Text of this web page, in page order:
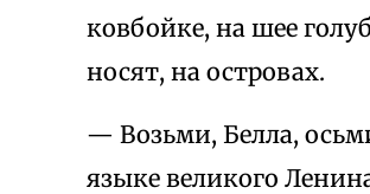
ковбойке, на шее
носят, на островах.
— Возьми, Белла,
языке великого